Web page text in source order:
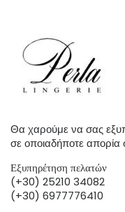
Θα χαρούμε να σας
σε οποιαδήποτε απορία
Εξυπηρέτηση πελατών
(+30) 25210 34082
(+30) 6977776410